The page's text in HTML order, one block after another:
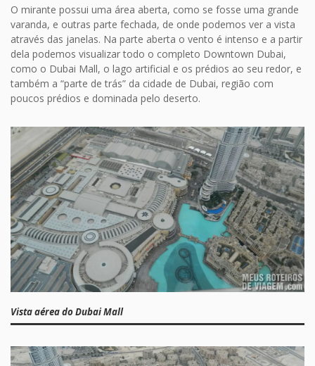
O mirante possui uma área aberta, como se fosse uma grande
varanda, e outras parte fechada, de onde podemos ver a vista
através das janelas. Na parte aberta o vento é intenso e a partir
dela podemos visualizar todo o completo Downtown Dubai,
como o Dubai Mall, o lago artificial e os prédios ao seu redor, e
também a “parte de trás” da cidade de Dubai, região com
poucos prédios e dominada pelo deserto.
Vista aérea do Dubai Mall